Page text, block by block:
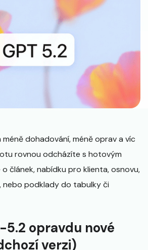
dohadování, méně oprav a víc
rovnou odcházíte s hotovým
článek, nabídku pro klienta, osnovu,
nebo podklady do tabulky či
5.2 opravdu nové
verzi)